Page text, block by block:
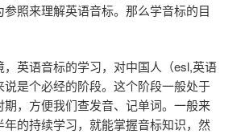
照来理解英语音标。那么学音标的目
，英语音标的学习，对中国人（esl,英语
是个必经的阶段。这个阶段一般处于
，方便我们查发音、记单词。一般来
的持续学习，就能掌握音标知识，然